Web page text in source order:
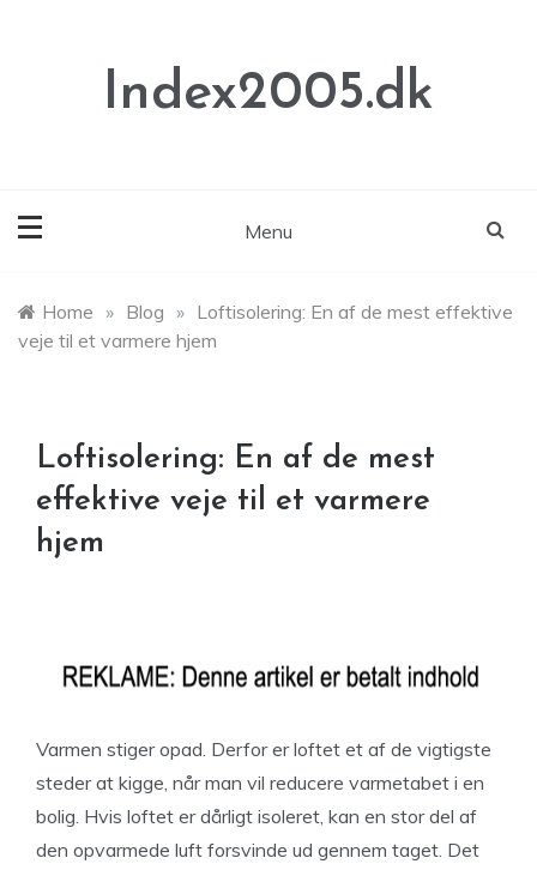
Index2005.dk
Menu
Home » Blog » Loftisolering: En af de mest effektive
veje til et varmere hjem
Loftisolering: En af de mest
effektive veje til et varmere
hjem
Varmen stiger opad. Derfor er loftet et af de vigtigste
steder at kigge, når man vil reducere varmetabet i en
bolig. Hvis loftet er dårligt isoleret, kan en stor del af
den opvarmede luft forsvinde ud gennem taget. Det